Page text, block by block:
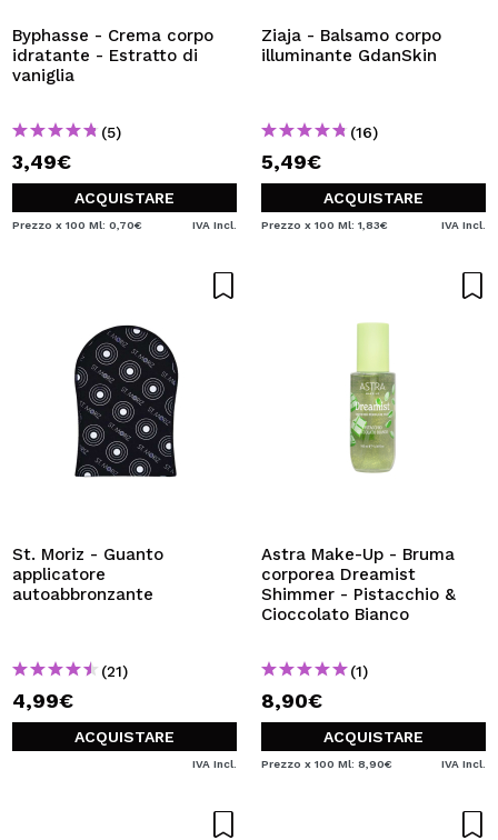
Byphasse - Crema corpo
idratante - Estratto di
vaniglia
(5)
3,49€
ACQUISTARE
Prezzo x 100 Ml: 0,70€ IVA Incl.
Ziaja - Balsamo corpo
illuminante GdanSkin
(16)
5,49€
ACQUISTARE
Prezzo x 100 Ml: 1,83€ IVA Incl.
St. Moriz - Guanto
applicatore
autoabbronzante
(21)
4,99€
ACQUISTARE
IVA Incl.
Astra Make-Up - Bruma
corporea Dreamist
Shimmer - Pistacchio &
Cioccolato Bianco
(1)
8,90€
ACQUISTARE
Prezzo x 100 Ml: 8,90€ IVA Incl.